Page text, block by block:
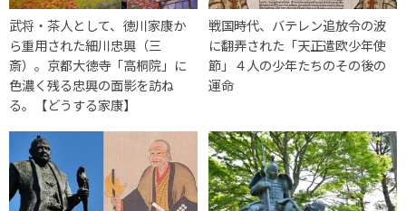
武将・茶人として、徳川家康か
ら重用された細川忠興（三
斎）。京都大徳寺「高桐院」に
色濃く残る忠興の面影を訪ね
る。【どうする家康】
戦国時代、バテレン追放令の波
に翻弄された「天正遣欧少年使
節」４人の少年たちのその後の
運命